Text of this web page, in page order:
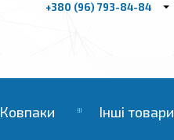
+380 (96) 793-84-84
Ковпаки Інші товари